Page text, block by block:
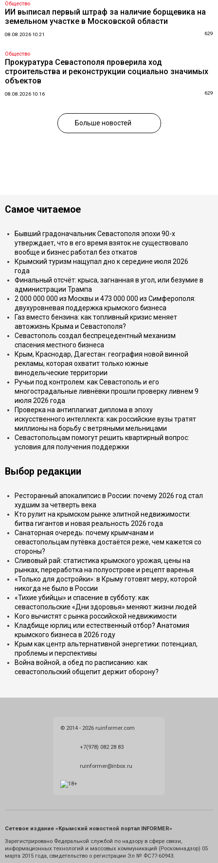
Общество
ИИ выписал первый штраф за наличие борщевика на
земельном участке в Московской области
08.08.2026 10:21 629
Общество
Прокуратура Севастополя проверила ход
строительства и реконструкции социально значимых
объектов
08.08.2026 10:16 629
Больше новостей
Самое читаемое
Бывший градоначальник Севастополя эпохи 90-х
утверждает, что в его время взяток не существовало
вообще и бизнес работал без откатов
Крымский туризм нащупал дно к середине июля 2026
года
Финальный отсчёт: крыса, загнанная в угол, или безумие в
администрации Трампа
2 000 000 000 из Москвы и 473 000 000 из Симферополя:
двухуровневая поддержка крымского бизнеса
Газ вместо бензина: как топливный кризис меняет
автожизнь Крыма и Севастополя?
Севастополь создал беспрецедентный механизм
спасения местного бизнеса
Крым, Краснодар, Дагестан: география новой винной
рекламы, которая охватит только южные
винодельческие территории
Ручьи под контролем: как Севастополь и его
многострадальные ливнёвки прошли проверку ливнем 9
июля 2026 года
Проверка на антиплагиат диплома в эпоху
искусственного интеллекта: как российские вузы тратят
миллионы на борьбу с ветряными мельницами
Севастопольцам помогут решить квартирный вопрос:
условия для получения поддержки
Выбор редакции
Ресторанный апокалипсис в России: почему 2026 год стал
худшим за четверть века
Кто рулит на крымском рынке элитной недвижимости:
битва гигантов и новая реальность 2026 года
Санаторная очередь: почему крымчанам и
севастопольцам путёвка достаётся реже, чем кажется со
стороны?
Сливовый рай: статистика крымского урожая, цены на
рынках, переработка на полуострове и рецепт варенья
«Только для достройки»: в Крыму готовят меру, которой
никогда не было в России
«Тихие убийцы» и спасение в субботу: как
севастопольские «Дни здоровья» меняют жизни людей
Кого вычистят с рынка российской недвижимости
Кладбище юрлиц или естественный отбор? Анатомия
крымского бизнеса в 2026 году
Крым как центр альтернативной энергетики: потенциал,
проблемы и перспективы
Война войной, а обед по расписанию: как
севастопольский общепит держит оборону?
© 2014 - 2026 ruinformer.com
+7(978) 082 28 83
ruinformer@inbox.ru
Сетевое издание «Крымский новостной портал INFORMER»
Зарегистрировано Федеральной службой по надзору в сфере связи,
информационных технологий и массовых коммуникаций (Роскомнадзор) 05
марта 2015 года, свидетельство о регистрации Эл № ФС77-60943.